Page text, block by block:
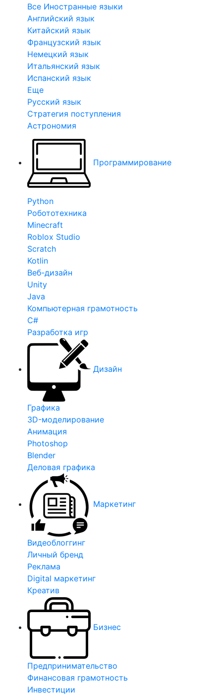
Все Иностранные языки
Английский язык
Китайский язык
Французский язык
Немецкий язык
Итальянский язык
Испанский язык
Еще
Русский язык
Стратегия поступления
Астрономия
Программирование
Python
Робототехника
Minecraft
Roblox Studio
Scratch
Kotlin
Веб-дизайн
Unity
Java
Компьютерная грамотность
C#
Разработка игр
Дизайн
Графика
3D-моделирование
Анимация
Photoshop
Blender
Деловая графика
Маркетинг
Видеоблоггинг
Личный бренд
Реклама
Digital маркетинг
Креатив
Бизнес
Предпринимательство
Финансовая грамотность
Инвестиции